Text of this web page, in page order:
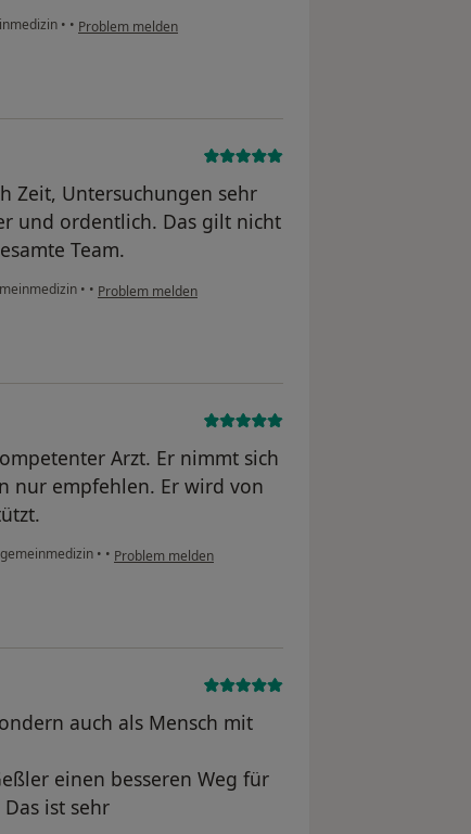
• • Problem melden
Zeit, Untersuchungen sehr
und ordentlich. Das gilt nicht
Team.
• • Problem melden
Arzt. Er nimmt sich
nur empfehlen. Er wird von
• • Problem melden
auch als Mensch mit
einen besseren Weg für
ist sehr